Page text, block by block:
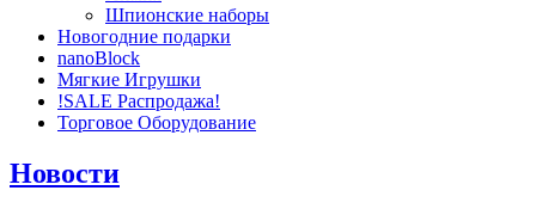
Шпионские наборы
Новогодние подарки
nanoBlock
Мягкие Игрушки
!SALE Распродажа!
Торговое Оборудование
Новости